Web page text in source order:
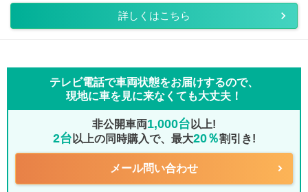
詳しくはこちら
テレビ電話で車両状態をお届けするので、
現地に車を見に来なくても大丈夫！
非公開車両1,000台 以上!
2台 以上の同時購入で、最大20％割引き!
メール問い合わせ